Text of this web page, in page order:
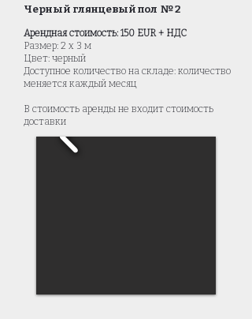
Черный глянцевый пол № 2
Арендная стоимость: 150 EUR + НДС
Размер: 2 x 3 м
Цвет: черный
Доступное количество на складе: количество
меняется каждый месяц
В стоимость аренды не входит стоимость
доставки